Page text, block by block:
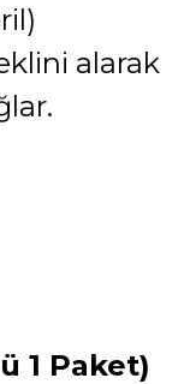
alarak
1 Paket)